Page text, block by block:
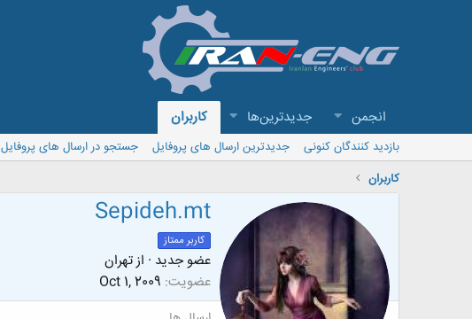
انجمن جدیدترین‌ها کاربران
بازدید کنندگان کنونی جدیدترین ارسال های پروفایل
جستجو در ارسال های پروفایل
کاربران
Sepideh.mt
کاربر ممتاز
عضو جدید · ازتهران
عضویت Oct 1, 2009